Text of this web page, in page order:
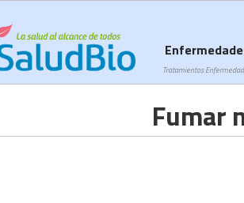
Fumar
Tratamientos